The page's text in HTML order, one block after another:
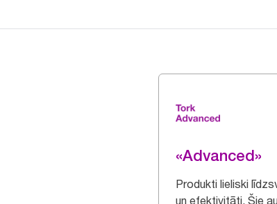
«Advanced»
Produkti lieliski
un efektivitāti. Šie